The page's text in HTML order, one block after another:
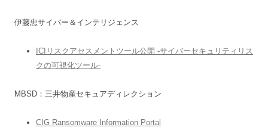
伊藤忠サイバー＆インテリジェンス
ICIリスクアセスメントツール公開 -サイバーセキュリティリス
クの可視化ツール-
MBSD：三井物産セキュアディレクション
CIG Ransomware Information Portal